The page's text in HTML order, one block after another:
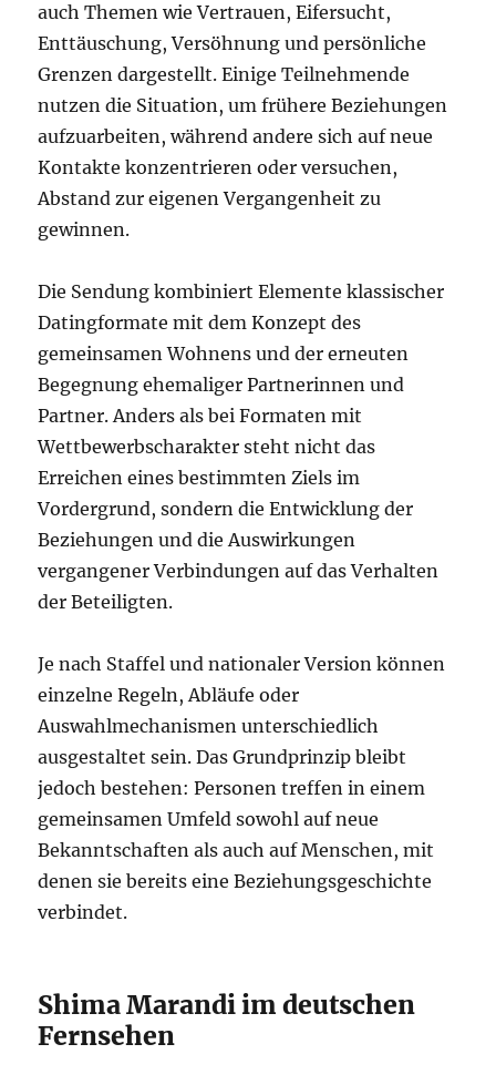
auch Themen wie Vertrauen, Eifersucht,
Enttäuschung, Versöhnung und persönliche
Grenzen dargestellt. Einige Teilnehmende
nutzen die Situation, um frühere Beziehungen
aufzuarbeiten, während andere sich auf neue
Kontakte konzentrieren oder versuchen,
Abstand zur eigenen Vergangenheit zu
gewinnen.
Die Sendung kombiniert Elemente klassischer
Datingformate mit dem Konzept des
gemeinsamen Wohnens und der erneuten
Begegnung ehemaliger Partnerinnen und
Partner. Anders als bei Formaten mit
Wettbewerbscharakter steht nicht das
Erreichen eines bestimmten Ziels im
Vordergrund, sondern die Entwicklung der
Beziehungen und die Auswirkungen
vergangener Verbindungen auf das Verhalten
der Beteiligten.
Je nach Staffel und nationaler Version können
einzelne Regeln, Abläufe oder
Auswahlmechanismen unterschiedlich
ausgestaltet sein. Das Grundprinzip bleibt
jedoch bestehen: Personen treffen in einem
gemeinsamen Umfeld sowohl auf neue
Bekanntschaften als auch auf Menschen, mit
denen sie bereits eine Beziehungsgeschichte
verbindet.
Shima Marandi im deutschen
Fernsehen